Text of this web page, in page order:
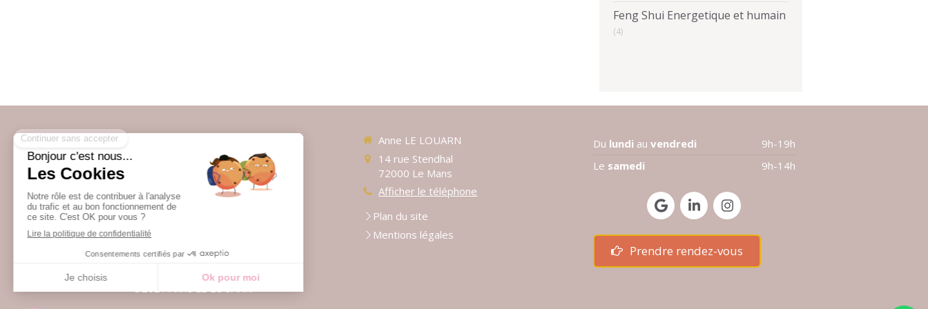
Feng Shui Energetique et humain
(4)
Infos pratiques
Témoignages
Contact
Anne LE LOUARN
14 rue Stendhal
72000 Le Mans
Afficher le téléphone
Plan du site
Mentions légales
Du lundi au vendredi
9h-19h
Le samedi 9h-14h
Prendre rendez-vous